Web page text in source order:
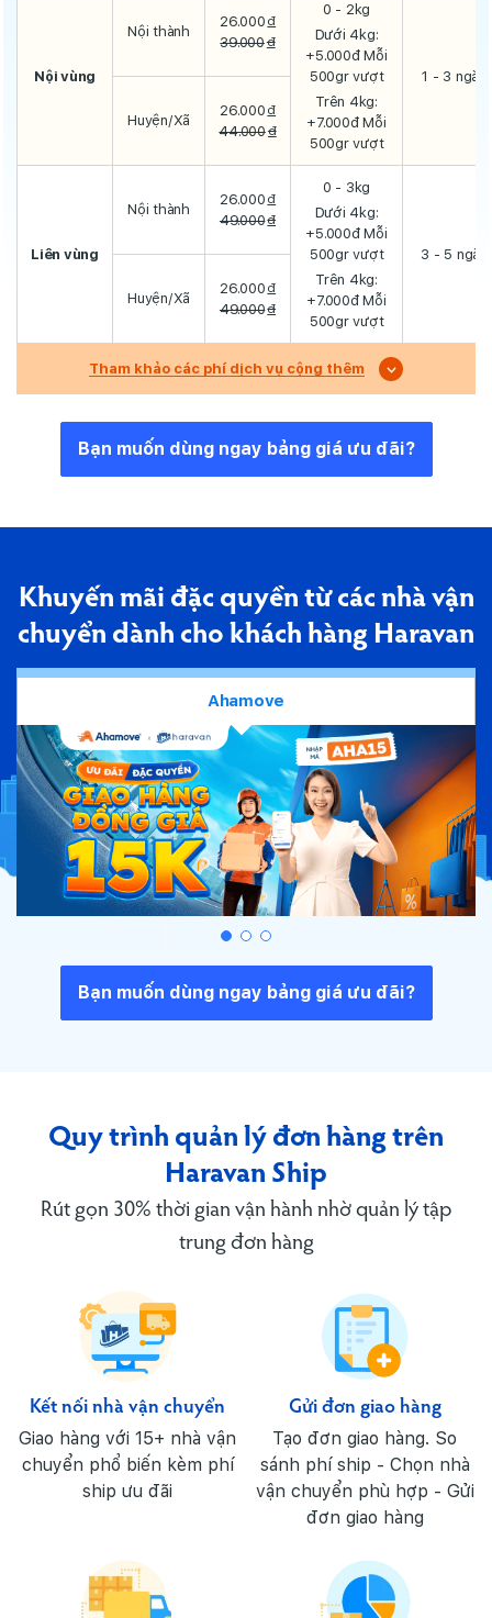
Nội vùng
Nội thành
26.000 đ
39.000đ
0 - 2kg
Dưới 4kg:
+5.000đ Mỗi
500gr vượt
Trên 4kg:
+7.000đ Mỗi
500gr vượt
1 - 3 ngày
Huyện/Xã
26.000 đ
44.000đ
Liên vùng
Nội thành
26.000 đ
49.000đ
0 - 3kg
Dưới 4kg:
+5.000đ Mỗi
500gr vượt
Trên 4kg:
+7.000đ Mỗi
500gr vượt
3 - 5 ngày
Huyện/Xã
26.000 đ
49.000đ
Tham khảo các phí dịch vụ cộng thêm
Bạn muốn dùng ngay bảng giá ưu đãi?
Khuyến mãi đặc quyền từ các nhà vận
chuyển dành cho khách hàng Haravan
Ahamove
Bạn muốn dùng ngay bảng giá ưu đãi?
Quy trình quản lý đơn hàng trên
Haravan Ship
Rút gọn 30% thời gian vận hành nhờ quản lý tập
trung đơn hàng
Kết nối nhà vận chuyển
Giao hàng với 15+ nhà vận
chuyển phổ biến kèm phí
ship ưu đãi
Gửi đơn giao hàng
Tạo đơn giao hàng. So
sánh phí ship - Chọn nhà
vận chuyển phù hợp - Gửi
đơn giao hàng